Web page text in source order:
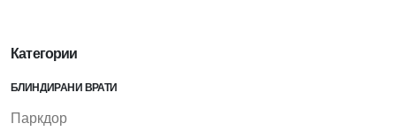
Категории
БЛИНДИРАНИ ВРАТИ
Паркдор